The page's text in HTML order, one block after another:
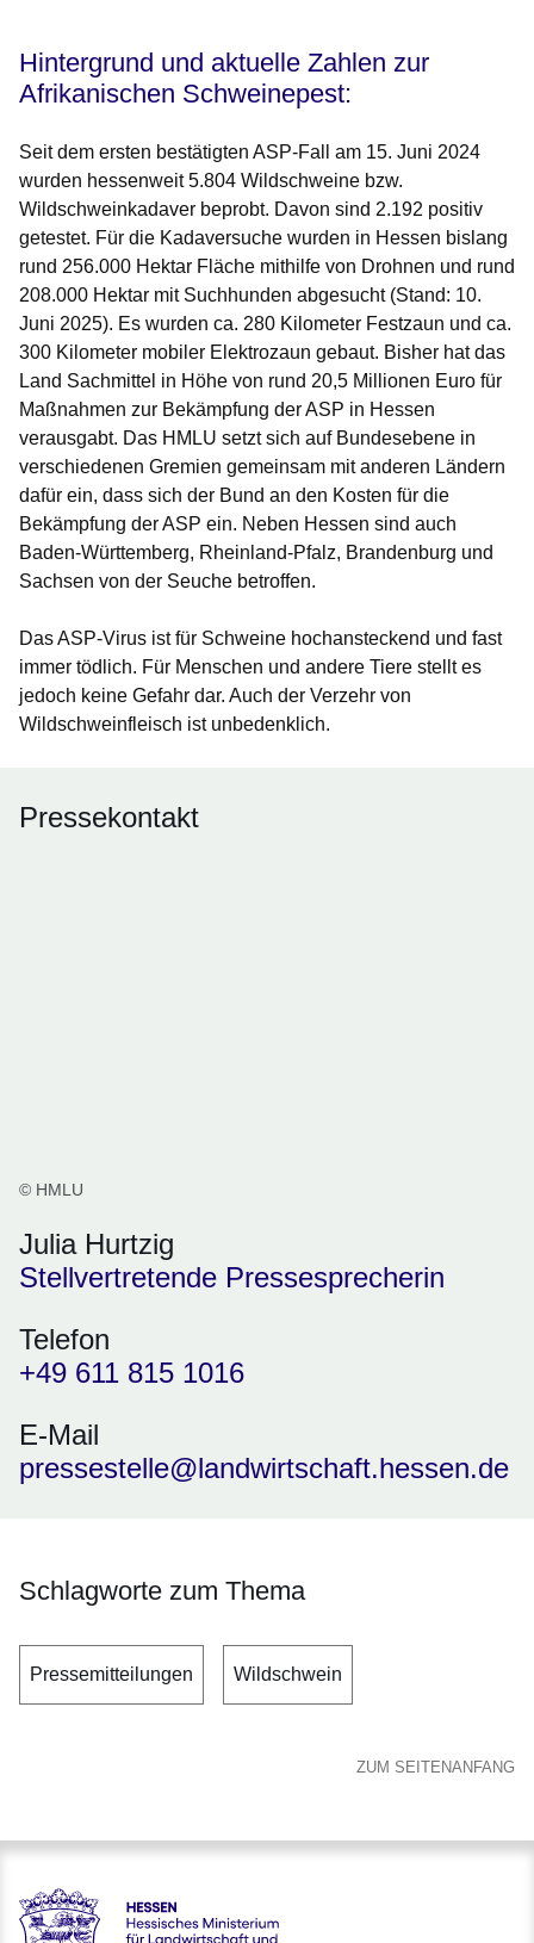
Hintergrund und aktuelle Zahlen zur
Afrikanischen Schweinepest:
Seit dem ersten bestätigten ASP-Fall am 15. Juni 2024
wurden hessenweit 5.804 Wildschweine bzw.
Wildschweinkadaver beprobt. Davon sind 2.192 positiv
getestet. Für die Kadaversuche wurden in Hessen bislang
rund 256.000 Hektar Fläche mithilfe von Drohnen und rund
208.000 Hektar mit Suchhunden abgesucht (Stand: 10.
Juni 2025). Es wurden ca. 280 Kilometer Festzaun und ca.
300 Kilometer mobiler Elektrozaun gebaut. Bisher hat das
Land Sachmittel in Höhe von rund 20,5 Millionen Euro für
Maßnahmen zur Bekämpfung der ASP in Hessen
verausgabt. Das HMLU setzt sich auf Bundesebene in
verschiedenen Gremien gemeinsam mit anderen Ländern
dafür ein, dass sich der Bund an den Kosten für die
Bekämpfung der ASP ein. Neben Hessen sind auch
Baden-Württemberg, Rheinland-Pfalz, Brandenburg und
Sachsen von der Seuche betroffen.
Das ASP-Virus ist für Schweine hochansteckend und fast
immer tödlich. Für Menschen und andere Tiere stellt es
jedoch keine Gefahr dar. Auch der Verzehr von
Wildschweinfleisch ist unbedenklich.
Pressekontakt
© HMLU
Julia Hurtzig
Stellvertretende Pressesprecherin
Telefon
+49 611 815 1016
E-Mail
pressestelle@landwirtschaft.hessen.de
Schlagworte zum Thema
Pressemitteilungen Wildschwein
ZUM SEITENANFANG